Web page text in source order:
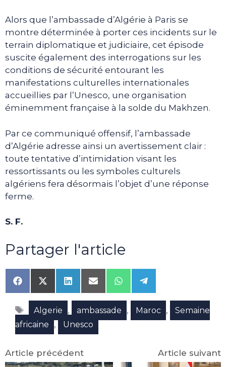
Alors que l’ambassade d’Algérie à Paris se
montre déterminée à porter ces incidents sur le
terrain diplomatique et judiciaire, cet épisode
suscite également des interrogations sur les
conditions de sécurité entourant les
manifestations culturelles internationales
accueillies par l’Unesco, une organisation
éminemment française à la solde du Makhzen.
Par ce communiqué offensif, l’ambassade
d’Algérie adresse ainsi un avertissement clair :
toute tentative d’intimidation visant les
ressortissants ou les symboles culturels
algériens fera désormais l’objet d’une réponse
ferme.
S. F.
Partager l'article
Share
on
Facebook
Share
on
X
(Twitter)
Share
on
LinkedIn
Share
on
Email
Share
on
WhatsApp
Share
on
Telegram
Étiquettes
Algerie , ambassade , Maroc ,
Semaine
africaine
, Unesco
Article précédent Article suivant